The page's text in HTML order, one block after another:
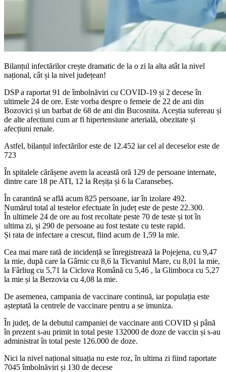
Bilanțul infectărilor crește dramatic de la o zi la alta atât la nivel
național, cât și la nivel județean!
DSP a raportat 91 de îmbolnăviri cu COVID-19 și 2 decese în
ultimele 24 de ore. Este vorba despre o femeie de 22 de ani din
Bozovici și un barbat de 68 de ani din Bucosnita. Aceștia sufereau și
de alte afectiuni cum ar fi hipertensiune arterială, obezitate și
afecțiuni renale.
Astfel, bilanțul infectărilor este de 12.452 iar cel al deceselor este de
723
În spitalele cărășene avem la această oră 129 de persoane internate,
dintre care 18 pe ATI, 12 la Reșița și 6 la Caransebeș.
În carantină se află acum 825 persoane, iar în izolare 492.
Numărul total al testelor efectuate în județ este de peste 22.300.
În ultimele 24 de ore au fost recoltate peste 70 de teste și tot în
ultima zi, și 290 de persoane au fost testate cu teste rapid.
Și rata de infectare a crescut, fiind acum de 1,59 la mie.
Cea mai mare rată de incidență se înregistrează la Pojejena, cu 9,47
la mie, după care la Gârnic cu 8,6 la Ticvaniul Mare, cu 8,01 la mie,
la Fârliug cu 5,71 la Ciclova Română cu 5,46 , la Glimboca cu 5,27
la mie și la Berzovia cu 4,08 la mie.
De asemenea, campania de vaccinare continuă, iar populația este
așteptată la centrele de vaccinare pentru a se imuniza.
În județ, de la debutul campaniei de vaccinare anti COVID și până
în prezent s-au primit in total peste 132000 de doze de vaccin și s-au
administrat în total peste 126.000 de doze.
Nici la nivel național situația nu este roz, în ultima zi fiind raportate
7045 îmbolnăviri și 130 de decese